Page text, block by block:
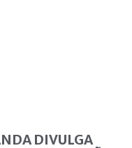
DIVULGA